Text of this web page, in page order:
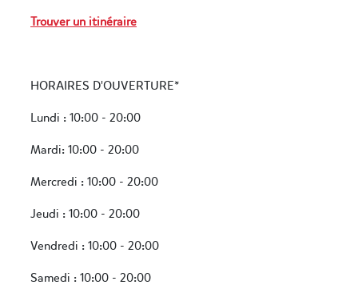
Trouver un itinéraire
HORAIRES D'OUVERTURE*
Lundi : 10:00 - 20:00
Mardi: 10:00 - 20:00
Mercredi : 10:00 - 20:00
Jeudi : 10:00 - 20:00
Vendredi : 10:00 - 20:00
Samedi : 10:00 - 20:00